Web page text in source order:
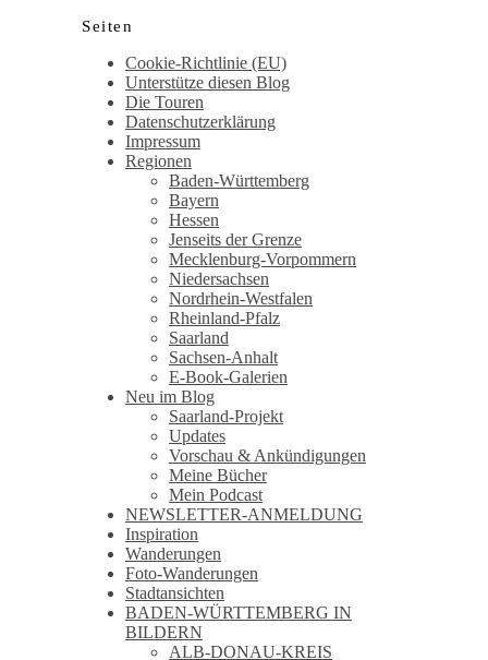
Seiten
Cookie-Richtlinie (EU)
Unterstütze diesen Blog
Die Touren
Datenschutzerklärung
Impressum
Regionen
Baden-Württemberg
Bayern
Hessen
Jenseits der Grenze
Mecklenburg-Vorpommern
Niedersachsen
Nordrhein-Westfalen
Rheinland-Pfalz
Saarland
Sachsen-Anhalt
E-Book-Galerien
Neu im Blog
Saarland-Projekt
Updates
Vorschau & Ankündigungen
Meine Bücher
Mein Podcast
NEWSLETTER-ANMELDUNG
Inspiration
Wanderungen
Foto-Wanderungen
Stadtansichten
BADEN-WÜRTTEMBERG IN
BILDERN
ALB-DONAU-KREIS